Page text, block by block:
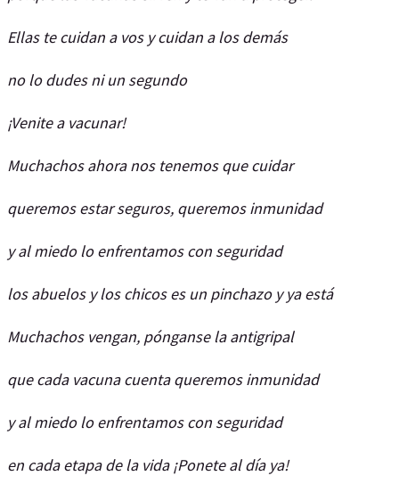
Ellas te cuidan a vos y cuidan a los demás
no lo dudes ni un segundo
¡Venite a vacunar!
Muchachos ahora nos tenemos que cuidar
queremos estar seguros, queremos inmunidad
y al miedo lo enfrentamos con seguridad
los abuelos y los chicos es un pinchazo y ya está
Muchachos vengan, pónganse la antigripal
que cada vacuna cuenta queremos inmunidad
y al miedo lo enfrentamos con seguridad
en cada etapa de la vida ¡Ponete al día ya!